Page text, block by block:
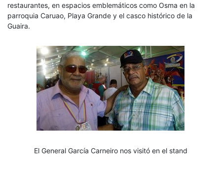
restaurantes, en espacios emblemáticos como Osma en la
parroquia Caruao, Playa Grande y el casco histórico de la
Guaira.
El General García Carneiro nos visitó en el stand